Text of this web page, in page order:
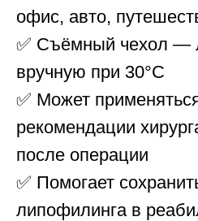
офис, авто,
✅ Съёмный чехол —
вручную при 30°C
✅ Может
рекомендации
после операции
✅ Помогает
липофилинга в